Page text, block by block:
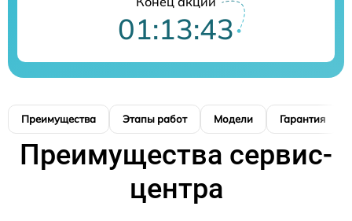
01:13:42
Преимущества Этапы работ Модели Гарантия
Преимущества сервис-
центра